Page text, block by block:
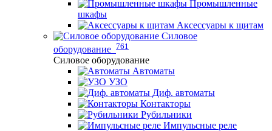
Промышленные
шкафы
Аксессуары к щитам
Силовое
оборудование 761
Силовое оборудование
Автоматы
УЗО
Диф. автоматы
Контакторы
Рубильники
Импульсные реле